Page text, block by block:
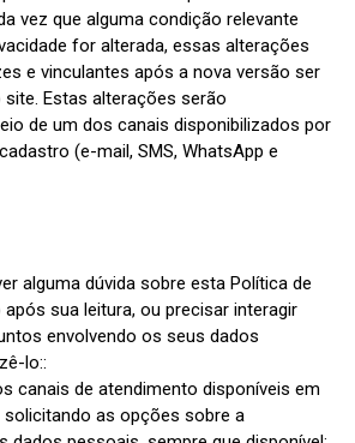
vez que alguma condição relevante
for alterada, essas alterações
e vinculantes após a nova versão ser
Estas alterações serão
de um dos canais disponibilizados por
(e-mail, SMS, WhatsApp e
alguma dúvida sobre esta Política de
sua leitura, ou precisar interagir
envolvendo os seus dados
lo::
canais de atendimento disponíveis em
as opções sobre a